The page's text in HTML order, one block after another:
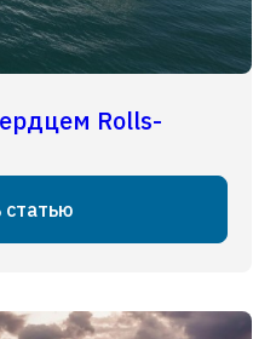
Rolls-
статью